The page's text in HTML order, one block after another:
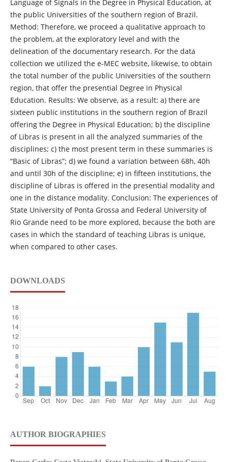
Language of Signals in the Degree in Physical Education, at
the public Universities of the southern region of Brazil.
Method: Therefore, we proceed a qualitative approach to
the problem, at the exploratory level and with the
delineation of the documentary research. For the data
collection we utilized the e-MEC website, likewise, to obtain
the total number of the public Universities of the southern
region, that offer the presential Degree in Physical
Education. Results: We observe, as a result: a) there are
sixteen public institutions in the southern region of Brazil
offering the Degree in Physical Education; b) the discipline
of Libras is present in all the analyzed summaries of the
disciplines; c) the most present term in these summaries is
“Basic of Libras”; d) we found a variation between 68h, 40h
and until 30h of the discipline; e) in fifteen institutions, the
discipline of Libras is offered in the presential modality and
one in the distance modality. Conclusion: The experiences of
State University of Ponta Grossa and Federal University of
Rio Grande need to be more explored, because the both are
cases in which the standard of teaching Libras is unique,
when compared to other cases.
DOWNLOADS
AUTHOR BIOGRAPHIES